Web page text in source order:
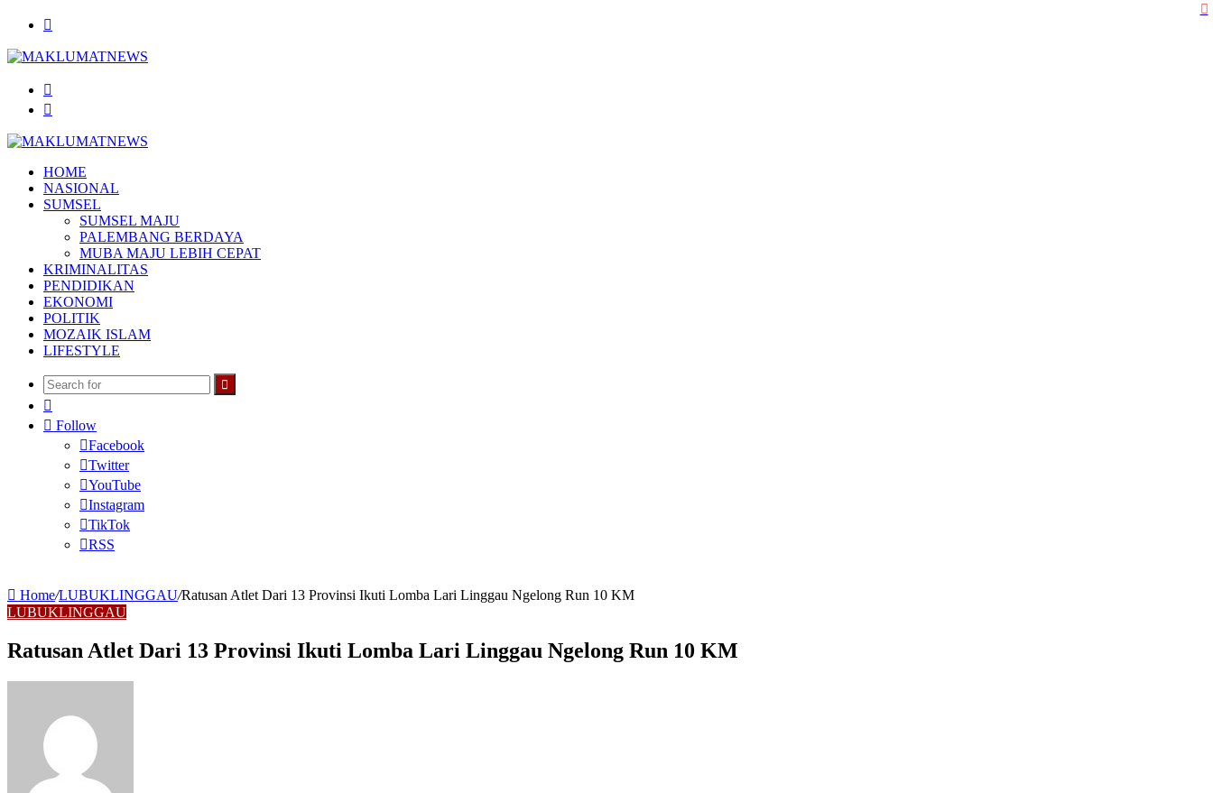
HOME
NASIONAL
SUMSEL
SUMSEL MAJU
PALEMBANG BERDAYA
MUBA MAJU LEBIH CEPAT
KRIMINALITAS
PENDIDIKAN
EKONOMI
POLITIK
MOZAIK ISLAM
LIFESTYLE
Search
Article
Follow
Facebook
Twitter
YouTube
Instagram
TikTok
RSS
Home/LUBUKLINGGAU/Ratusan Atlet Dari 13 Provinsi Ikuti Lomba Lari Linggau Ngelong Run 10 KM
LUBUKLINGGAU
Ratusan Atlet Dari 13 Provinsi Ikuti Lomba Lari Linggau Ngelong Run 10 KM